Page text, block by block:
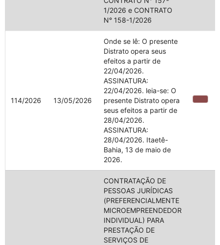
1/2026 e CONTRATO
N° 158-1/2026
114/2026 13/05/2026
Onde se lê: O presente
Distrato opera seus
efeitos a partir de
22/04/2026.
ASSINATURA:
22/04/2026. leia-se: O
presente Distrato opera
seus efeitos a partir de
28/04/2026.
ASSINATURA:
28/04/2026. Itaetê-
Bahia, 13 de maio de
2026.
CONTRATAÇÃO DE
PESSOAS JURÍDICAS
(PREFERENCIALMENTE
MICROEMPREENDEDOR
INDIVIDUAL) PARA
PRESTAÇÃO DE
SERVIÇOS DE